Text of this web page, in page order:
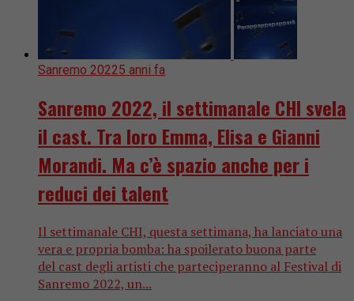
Sanremo 20225 anni fa
Sanremo 2022, il settimanale CHI svela
il cast. Tra loro Emma, Elisa e Gianni
Morandi. Ma c’è spazio anche per i
reduci dei talent
Il settimanale CHI, questa settimana, ha lanciato una
vera e propria bomba: ha spoilerato buona parte
del cast degli artisti che parteciperanno al Festival di
Sanremo 2022, un...